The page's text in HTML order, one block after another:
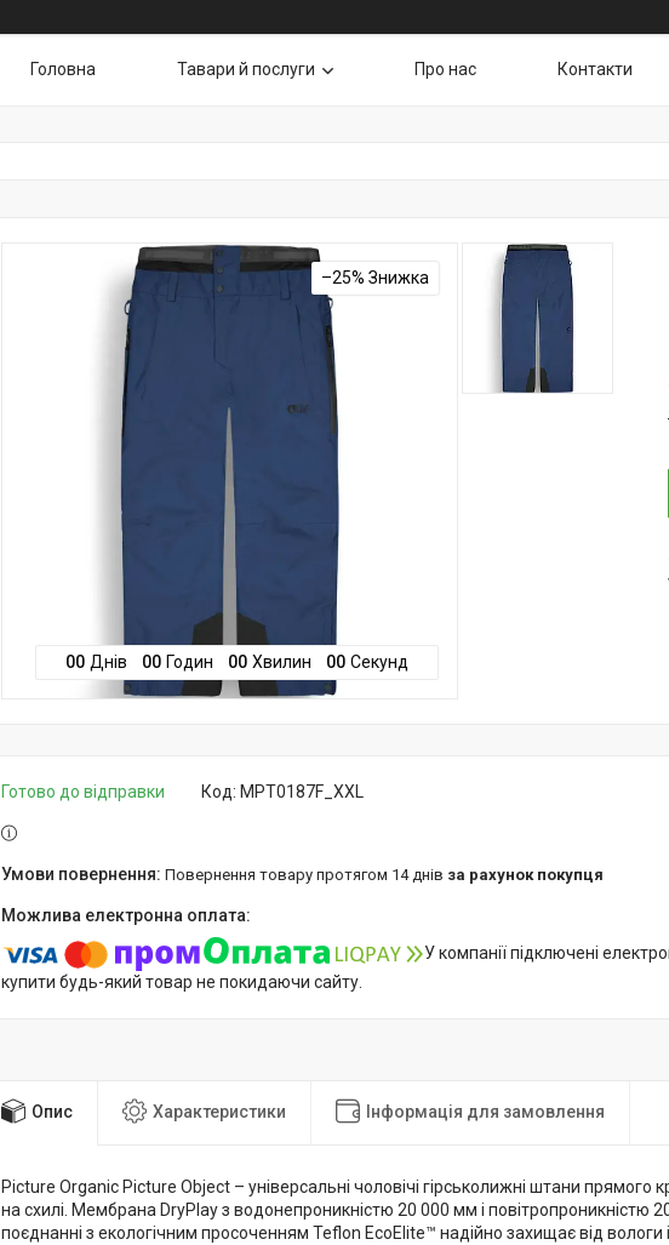
Головна Тавари й послуги Про нас Контакти
–25%
00 Днів 00 Годин 00 Хвилин 00 Секунд
Готово до відправки Код: MPT0187F_XXL
повернення товару протягом 14 днів за рахунок покупця
У компанії підключені
купити будь-який товар не покидаючи сайту.
Опис Характеристики Інформація для замовлення
Picture Organic Picture Object – універсальні чоловічі гірськолижні штани прямого
на схилі. Мембрана DryPlay з водонепроникністю 20 000 мм і повітропроникністю
поєднанні з екологічним просоченням Teflon EcoElite™ надійно захищає від вологи